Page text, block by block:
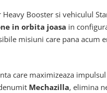
Booster si vehiculul
in orbita joasa in
misiuni care pana acum
care maximizeaza
Mechazilla, elimina